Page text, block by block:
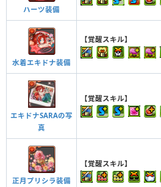
ハーツ装備
水着エキドナ装備
【覚醒スキル】
エキドナSARAの写
真
【覚醒スキル】
正月プリシラ装備
【覚醒スキル】